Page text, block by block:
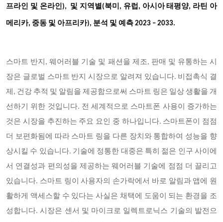
프라인 및 온라인), 및 지역별(북미 , 유럽, 아시아 태평양, 라틴 아
메리카, 중동 및 아프리카), 분석 및 예측 2023 – 2033.
스마트 반지, 웨어러블 기술 및 패션을 제조, 판매 및 유통하는 시
장은 글로벌 스마트 반지 시장으로 알려져 있습니다. 비접촉식 결
제, 건강 추적 및 알림을 제공함으로써 스마트 링은 일상 생활을 개
선하기 위한 것입니다. 전 세계적으로 스마트폰 사용이 증가하는
것은 시장을 추진하는 주요 요인 중 하나입니다. 스마트폰이 점점
더 보편화됨에 따라 스마트 링을 다른 장치와 통합하여 성능을 향
상시킬 수 있습니다. 기술에 정통한 대중은 특히 젊은 인구 사이에
서 연결성과 편의성을 제공하는 웨어러블 기술에 점점 더 끌리고
있습니다. 스마트 링이 사용자의 손가락에서 바로 알림과 앱에 원
활하게 액세스할 수 있다는 사실은 채택에 도움이 되는 환경을 조
성합니다. 시장은 센서 및 마이크로 일렉트로닉스 기술의 발전으